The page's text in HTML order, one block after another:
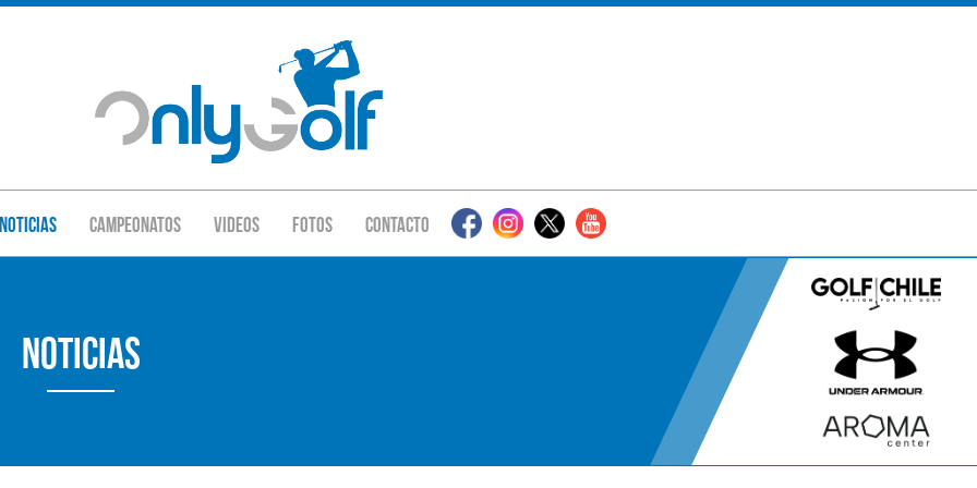
Noticias Campeonatos Videos Fotos Contacto
Noticias